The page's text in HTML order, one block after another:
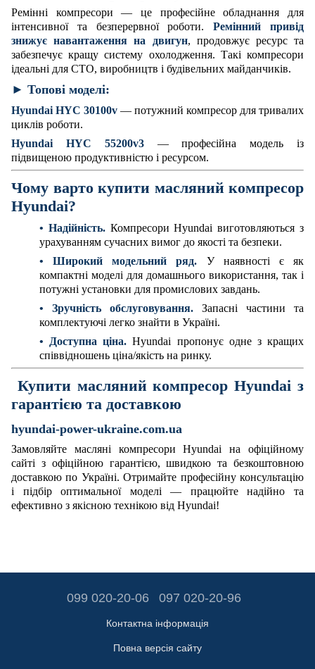
Ремінні компресори — це професійне обладнання для
інтенсивної та безперервної роботи.Ремінний привід
знижує навантаження на двигун, продовжує ресурс та
забезпечує кращу систему охолодження. Такі компресори
ідеальні для СТО, виробництв і будівельних майданчиків.
► Топові моделі:
Hyundai HYC 30100v — потужний компресор для тривалих
циклів роботи.
Hyundai HYC 55200v3— професійна модель із
підвищеною продуктивністю і ресурсом.
Чому варто купити масляний компресор
Hyundai?
• Надійність.Компресори Hyundai виготовляються з
урахуванням сучасних вимог до якості та безпеки.
• Широкий модельний ряд. У наявності є як
компактні моделі для домашнього використання, так і
потужні установки для промислових завдань.
• Зручність обслуговування. Запасні частини та
комплектуючі легко знайти в Україні.
• Доступна ціна. Hyundai пропонує одне з кращих
співвідношень ціна/якість на ринку.
Купити масляний компресор Hyundai з
гарантією та доставкою
hyundai-power-ukraine.com.ua
Замовляйте масляні компресори Hyundai на офіційному
сайті з офіційною гарантією, швидкою та безкоштовною
доставкою по Україні. Отримайте професійну консультацію
і підбір оптимальної моделі — працюйте надійно та
ефективно з якісною технікою від Hyundai!
099 020-20-06 097 020-20-96
Контактна інформація
Повна версія сайту